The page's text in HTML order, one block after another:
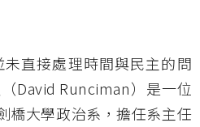
未直接處理時間與民主的問
David Runciman）是一位
橋大學政治系，擔任系主任